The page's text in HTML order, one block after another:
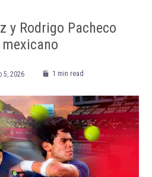
y Rodrigo Pacheco
5, 2026 1 min read